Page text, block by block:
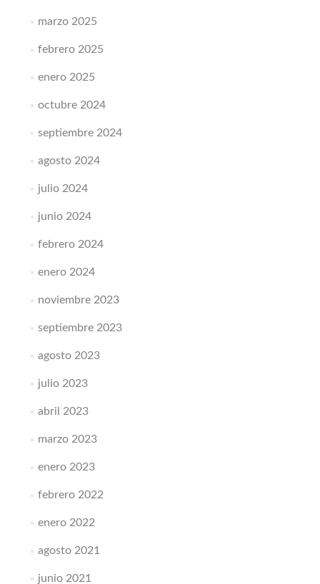
marzo 2025
febrero 2025
enero 2025
octubre 2024
septiembre 2024
agosto 2024
julio 2024
junio 2024
febrero 2024
enero 2024
noviembre 2023
septiembre 2023
agosto 2023
julio 2023
abril 2023
marzo 2023
enero 2023
febrero 2022
enero 2022
agosto 2021
junio 2021